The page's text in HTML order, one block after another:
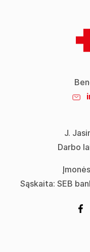
J.
Darbo
Sąskaita: SEB